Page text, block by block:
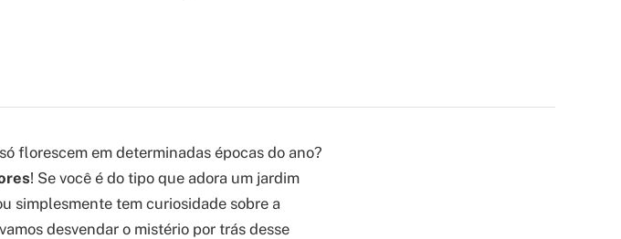
florescem em determinadas épocas do ano?
! Se você é do tipo que adora um jardim
simplesmente tem curiosidade sobre a
desvendar o mistério por trás desse